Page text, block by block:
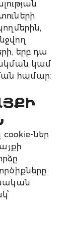
երբ դա
կամ
համար։
Վ
ներ